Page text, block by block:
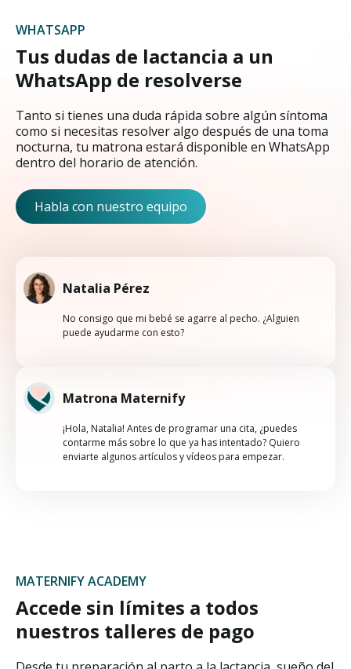
WHATSAPP
Tus dudas de lactancia a un
WhatsApp de resolverse
Tanto si tienes una duda rápida sobre algún síntoma
como si necesitas resolver algo después de una toma
nocturna, tu matrona estará disponible en WhatsApp
dentro del horario de atención.
Habla con nuestro equipo
Natalia Pérez
No consigo que mi bebé se agarre al pecho. ¿Alguien
puede ayudarme con esto?
Matrona Maternify
¡Hola, Natalia! Antes de programar una cita, ¿puedes
contarme más sobre lo que ya has intentado? Quiero
enviarte algunos artículos y vídeos para empezar.
MATERNIFY ACADEMY
Accede sin límites a todos
nuestros talleres de pago